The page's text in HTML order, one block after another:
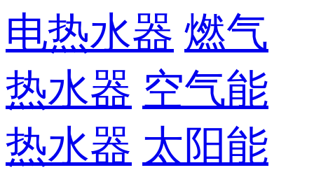
电热水器 燃气
热水器 空气能
热水器 太阳能